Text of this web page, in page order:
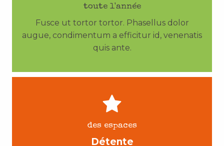
toute l'année
Fusce ut tortor tortor. Phasellus dolor
augue, condimentum a efficitur id, venenatis
quis ante.
des espaces
Détente